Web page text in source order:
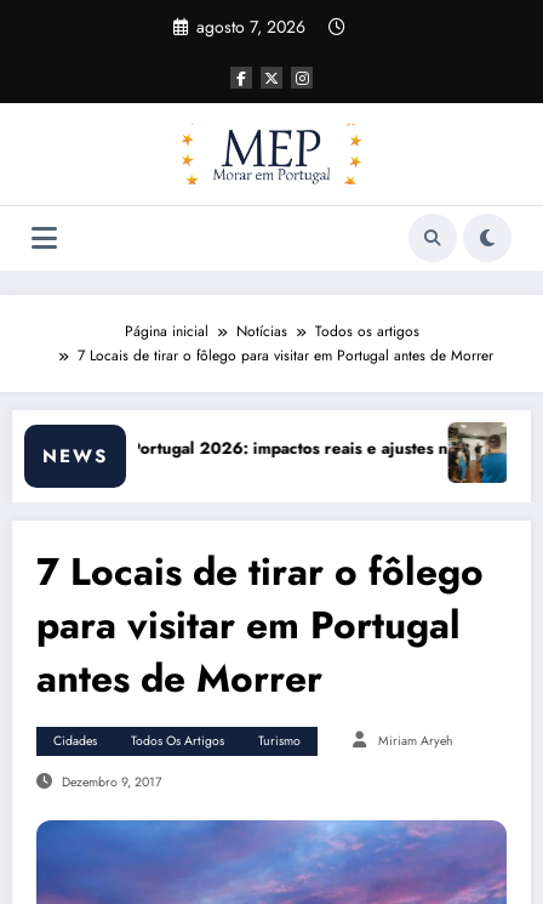
agosto 7, 2026
Página inicial Notícias
Todos os artigos
7 Locais de tirar o fôlego para visitar em Portugal antes de Morrer
NEWS
necessáriosComunicação com Balcões Públicos em 2026: Os
7 Locais de tirar o fôlego
para visitar em Portugal
antes de Morrer
Cidades Todos Os Artigos Turismo Miriam Aryeh
Dezembro 9, 2017